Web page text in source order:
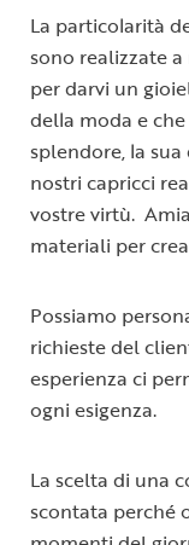
La particolarità
sono realizzate
per darvi un
della moda e
splendore, la
nostri capricci
vostre virtù.
materiali per
Possiamo
richieste del
esperienza ci
ogni esigenza.
La scelta di una
scontata perché